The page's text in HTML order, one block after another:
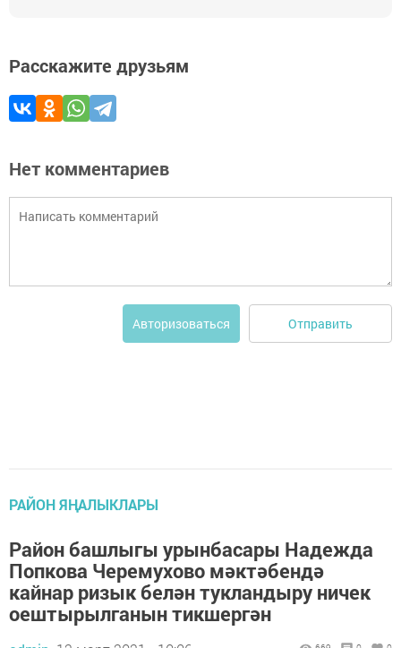
Расскажите друзьям
Нет комментариев
Авторизоваться Отправить
РАЙОН ЯҢАЛЫКЛАРЫ
Район башлыгы урынбасары Надежда
Попкова Черемухово мәктәбендә
кайнар ризык белән тукландыру ничек
оештырылганын тикшергән